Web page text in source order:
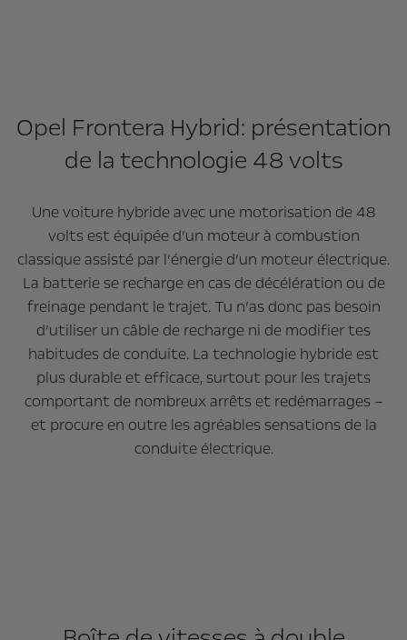
Opel Frontera Hybrid: présentation
de la technologie 48 volts
Une voiture hybride avec une motorisation de 48
volts est équipée d’un moteur à combustion
classique assisté par l’énergie d’un moteur électrique.
La batterie se recharge en cas de décélération ou de
freinage pendant le trajet. Tu n’as donc pas besoin
d’utiliser un câble de recharge ni de modifier tes
habitudes de conduite. La technologie hybride est
plus durable et efficace, surtout pour les trajets
comportant de nombreux arrêts et redémarrages –
et procure en outre les agréables sensations de la
conduite électrique.